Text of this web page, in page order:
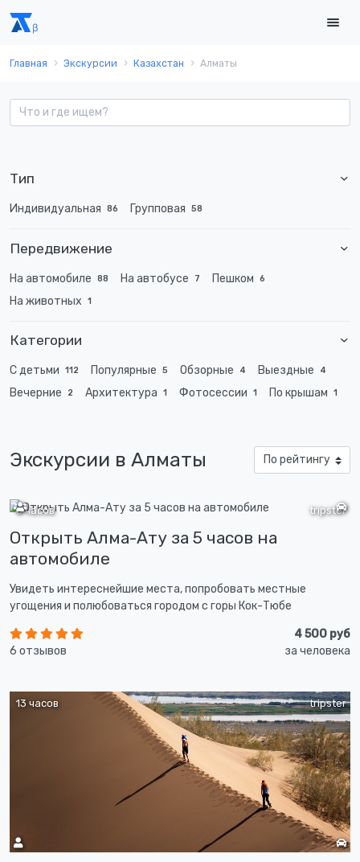
Главная Экскурсии Казахстан Алматы
Тип
Индивидуальная 86 Групповая 58
Передвижение
На автомобиле 88 На автобусе 7 Пешком 6
На животных 1
Категории
С детьми 112 Популярные 5 Обзорные 4 Выездные 4
Вечерние 2 Архитектура 1 Фотосессии 1 По крышам 1
Экскурсии в Алматы
tripster
6 часов
Открыть Алма-Ату за 5 часов на
автомобиле
Увидеть интереснейшие места, попробовать местные
угощения и полюбоваться городом с горы Кок-Тюбе
6 отзывов
4 500 руб
за человека
tripster
13 часов